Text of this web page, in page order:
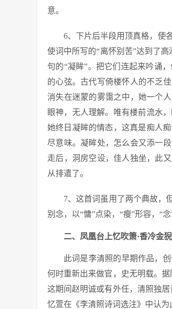
意。
6、下片后半段用顶真格，使
使词中所写的“离怀别苦”达到了高
句的“凝眸”。把它们连起来吟诵
的心弦。古代写倚楼怀人的不乏
消失在迷蒙的雾霭之中，她一个
眼神，无人理解。唯有楼前流水
她终日凝眸的情态，这真是痴人
尽意味。凝眸处，怎么会又添一
走后，洞房空设，佳人独坐，此
从排遣了。
7、这首词虽用了两个典故，
别念，以“慵”点染，“瘦”形容，“
二、凤凰台上忆吹箫·香冷金
此词是李清照的早期作品，
何时重新出来做官，史无明载。据
这期间赵明诚或有外任，清照独
忆萱在《李清照诗词选注》中认为